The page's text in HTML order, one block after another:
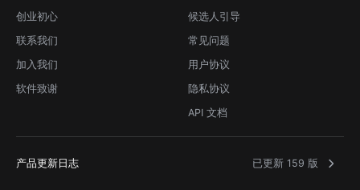
创业初心
联系我们
加入我们
软件致谢
候选人引导
常见问题
用户协议
隐私协议
API 文档
产品更新日志 已更新 159 版